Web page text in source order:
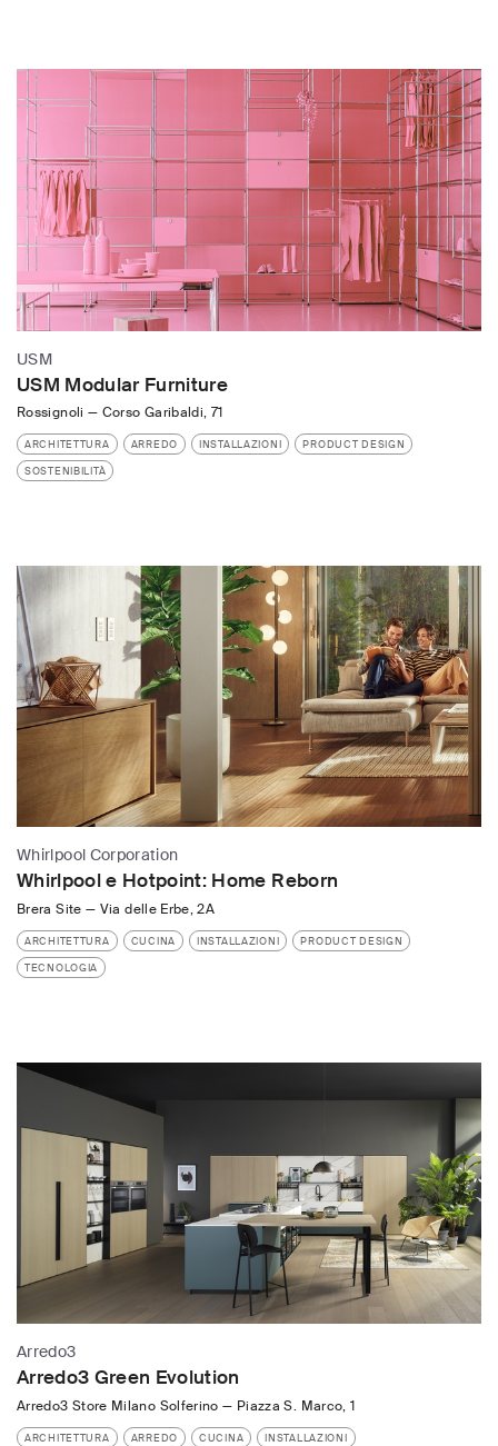
USM
USM Modular Furniture
Rossignoli — Corso Garibaldi, 71
ARCHITETTURA ARREDO INSTALLAZIONI
PRODUCT DESIGN
SOSTENIBILITÀ
Whirlpool Corporation
Whirlpool e Hotpoint: Home Reborn
Brera Site — Via delle Erbe, 2A
ARCHITETTURA CUCINA INSTALLAZIONI
PRODUCT DESIGN
TECNOLOGIA
Arredo3
Arredo3 Green Evolution
Arredo3 Store Milano Solferino — Piazza S. Marco, 1
ARCHITETTURA ARREDO CUCINA
INSTALLAZIONI